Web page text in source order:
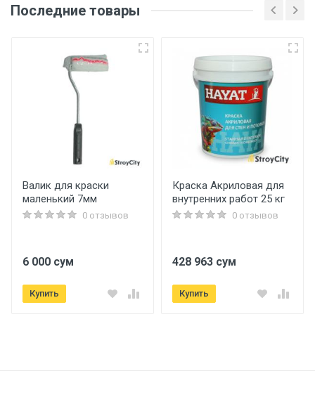
Основные
Страна производитель
Гарантия
20 лет
отмечена первым и старейшим,а также самым
Последние товары
Валик для краски
маленький 7мм
0 отзывов
6 000 сум
Купить
Краска Акриловая для
внутренних работ 25 кг
0 отзывов
428 963 сум
Купить